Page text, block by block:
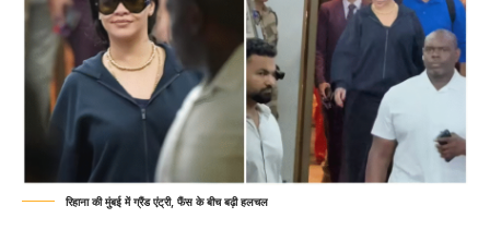
रिहाना की मुंबई में ग्रैंड एंट्री, फैंस के बीच बढ़ी हलचल